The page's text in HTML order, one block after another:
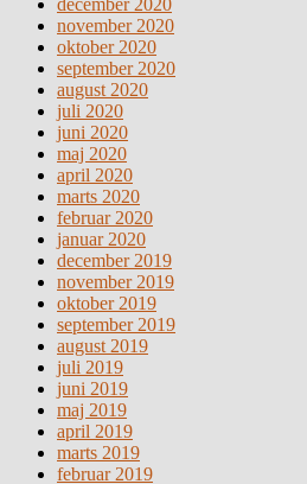
december 2020
november 2020
oktober 2020
september 2020
august 2020
juli 2020
juni 2020
maj 2020
april 2020
marts 2020
februar 2020
januar 2020
december 2019
november 2019
oktober 2019
september 2019
august 2019
juli 2019
juni 2019
maj 2019
april 2019
marts 2019
februar 2019